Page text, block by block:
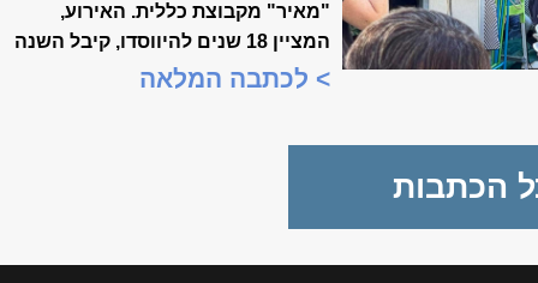
"מאיר" מקבוצת כללית. האירוע,
המציין 18 שנים להיווסדו, קיבל השנה
משמעות מיוחדת, כשנכלל לראשונה
> לכתבה המלאה
הכתבות